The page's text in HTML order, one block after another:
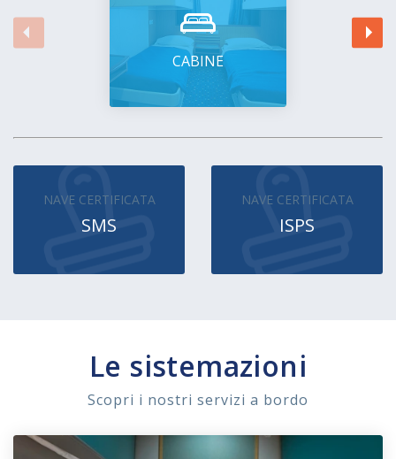
CABINE
NAVE CERTIFICATA
SMS
NAVE CERTIFICATA
ISPS
Le sistemazioni
Scopri i nostri servizi a bordo